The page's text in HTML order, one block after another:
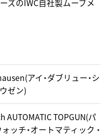
ズのIWC自社製ムーブメ
アイ・ダブリュー・シ
ゼン)
AUTOMATIC TOPGUN(パ
ッチ・オートマティック ・